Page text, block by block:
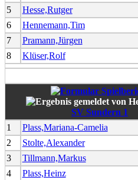
5
Hesse,Rutger
6
Hennemann,Tim
7
Pramann,Jürgen
8
Klüser,Rolf
SV Sundern 1
1 Plass,Mariana-Camelia
2
Stolte,Alexander
3
Tillmann,Markus
4
Plass,Heinz